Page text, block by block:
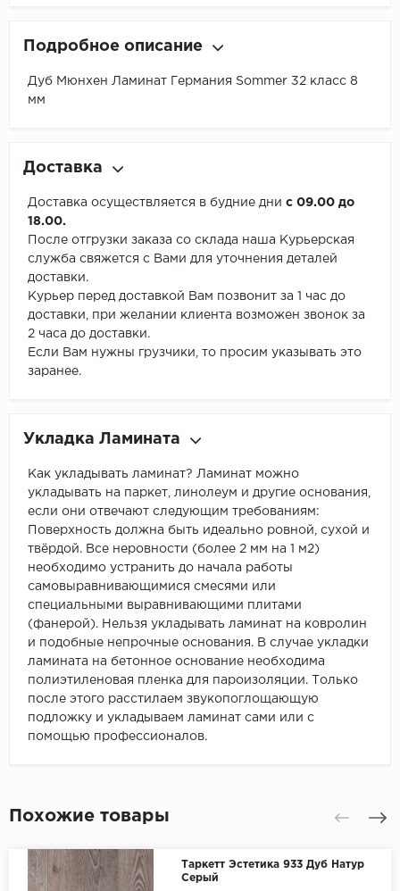
Подробное описание
Дуб Мюнхен Ламинат Германия Sommer 32 класс 8
мм
Доставка
Доставка осуществляется в будние дни с 09.00 до
18.00.
После отгрузки заказа со склада наша Курьерская
служба свяжется с Вами для уточнения деталей
доставки.
Курьер перед доставкой Вам позвонит за 1 час до
доставки, при желании клиента возможен звонок за
2 часа до доставки.
Если Вам нужны грузчики, то просим указывать это
заранее.
Укладка Ламината
Как укладывать ламинат? Ламинат можно
укладывать на паркет, линолеум и другие основания,
если они отвечают следующим требованиям:
Поверхность должна быть идеально ровной, сухой и
твёрдой. Все неровности (более 2 мм на 1 м2)
необходимо устранить до начала работы
самовыравнивающимися смесями или
специальными выравнивающими плитами
(фанерой). Нельзя укладывать ламинат на ковролин
и подобные непрочные основания. В случае укладки
ламината на бетонное основание необходима
полиэтиленовая пленка для пароизоляции. Только
после этого расстилаем звукопоглощающую
подложку и укладываем ламинат сами или с
помощью профессионалов.
Похожие товары
Таркетт Эстетика 933 Дуб Натур
Серый